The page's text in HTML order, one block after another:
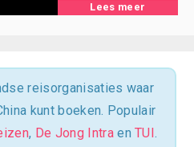
Lees meer
reisorganisaties waar
kunt boeken. Populair
, De Jong IntraenTUI.